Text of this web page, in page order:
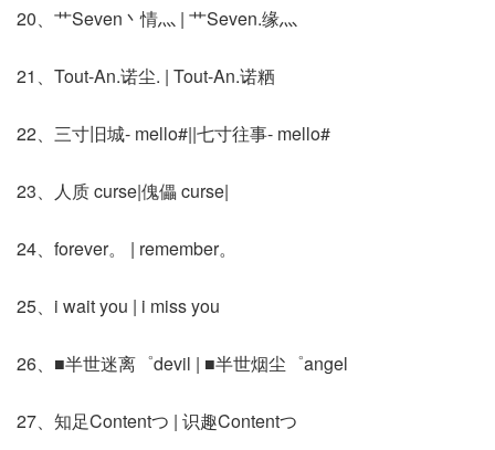
20、艹Seven丶情灬 | 艹Seven.缘灬
21、Tout-An.诺尘. | Tout-An.诺粞
22、三寸旧城- mello#||七寸往事- mello#
23、人质 curse|傀儡 curse|
24、forever。 | remember。
25、i wait you | i miss you
26、■半世迷离゜devil | ■半世烟尘゜angel
27、知足Contentつ | 识趣Contentつ